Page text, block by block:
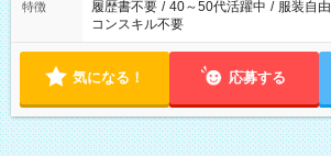
特徴 履歴書不要 / 40～50代活躍中 / 服装自由
コンスキル不要
気になる！ 応募する